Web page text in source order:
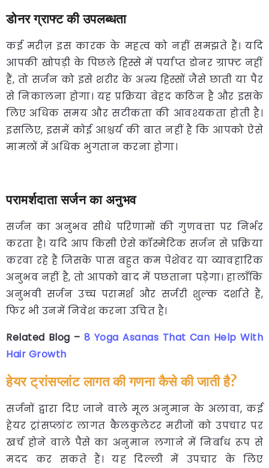
डोनर ग्राफ्ट की उपलब्धता
कई मरीज़ इस कारक के महत्व को नहीं समझते हैं। यदि
आपकी खोपड़ी के पिछले हिस्से में पर्याप्त डोनर ग्राफ्ट नहीं
हैं, तो सर्जन को इसे शरीर के अन्य हिस्सों जैसे छाती या पैर
से निकालना होगा। यह प्रक्रिया बेहद कठिन है और इसके
लिए अधिक समय और सटीकता की आवश्यकता होती है।
इसलिए, इसमें कोई आश्चर्य की बात नहीं है कि आपको ऐसे
मामलों में अधिक भुगतान करना होगा।
परामर्शदाता सर्जन का अनुभव
सर्जन का अनुभव सीधे परिणामों की गुणवत्ता पर निर्भर
करता है। यदि आप किसी ऐसे कॉस्मेटिक सर्जन से प्रक्रिया
करवा रहे हैं जिसके पास बहुत कम पेशेवर या व्यावहारिक
अनुभव नहीं है, तो आपको बाद में पछताना पड़ेगा। हालाँकि
अनुभवी सर्जन उच्च परामर्श और सर्जरी शुल्क दर्शाते हैं,
फिर भी उनमें निवेश करना उचित है।
Related Blog – 8 Yoga Asanas That Can Help With
Hair Growth
हेयर ट्रांसप्लांट लागत की गणना कैसे की जाती है?
सर्जनों द्वारा दिए जाने वाले मूल अनुमान के अलावा, कई
हेयर ट्रांसप्लांट लागत कैलकुलेटर मरीजों को उपचार पर
खर्च होने वाले पैसे का अनुमान लगाने में निर्बाध रूप से
मदद कर सकते हैं। यह दिल्ली में उपचार के लिए